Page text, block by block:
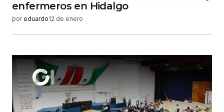
enfermeros en Hidalgo
por eduardo12 de enero